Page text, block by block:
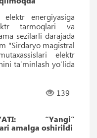
energiyasiga
tarmoqlari va
sezilarli darajada
"Sirdaryo magistral
elektr
ta’minlash yo‘lida
139
“Yangi”
amalga oshirildi